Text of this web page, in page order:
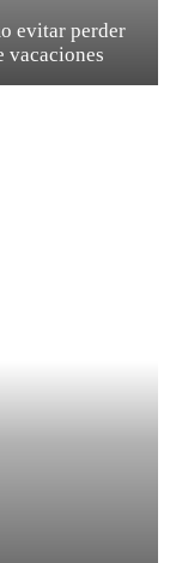
evitar perder
vacaciones